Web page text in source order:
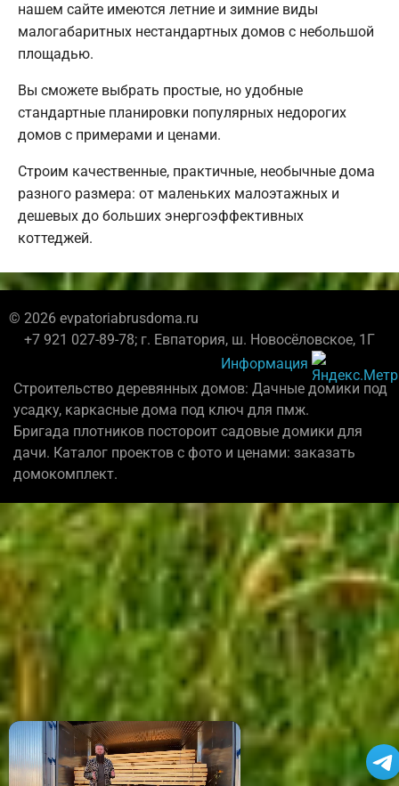
нашем сайте имеются летние и зимние виды
малогабаритных нестандартных домов с небольшой
площадью.
Вы сможете выбрать простые, но удобные
стандартные планировки популярных недорогих
домов с примерами и ценами.
Строим качественные, практичные, необычные дома
разного размера: от маленьких малоэтажных и
дешевых до больших энергоэффективных
коттеджей.
© 2026 evpatoriabrusdoma.ru
+7 921 027-89-78; г. Евпатория, ш. Новосёловское, 1Г
Информация
Строительство деревянных домов: Дачные домики под
усадку, каркасные дома под ключ для пмж.
Бригада плотников постороит садовые домики для
дачи. Каталог проектов с фото и ценами: заказать
домокомплект.